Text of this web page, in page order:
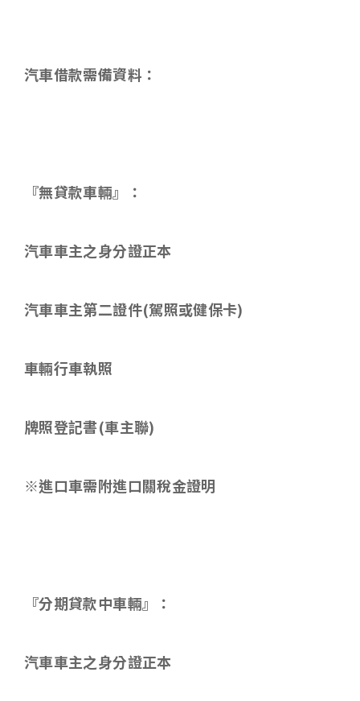
汽車借款需備資料：
『無貸款車輛』：
汽車車主之身分證正本
汽車車主第二證件(駕照或健保卡)
車輛行車執照
牌照登記書(車主聯)
※進口車需附進口關稅金證明
『分期貸款中車輛』：
汽車車主之身分證正本